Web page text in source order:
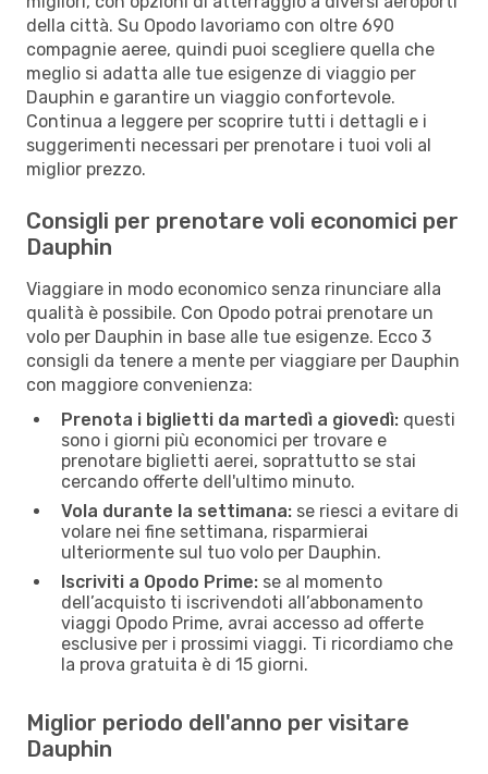
della città. Su Opodo lavoriamo con oltre 690
compagnie aeree, quindi puoi scegliere quella che
meglio si adatta alle tue esigenze di viaggio per
Dauphin e garantire un viaggio confortevole.
Continua a leggere per scoprire tutti i dettagli e i
suggerimenti necessari per prenotare i tuoi voli al
miglior prezzo.
Consigli per prenotare voli economici per
Dauphin
Viaggiare in modo economico senza rinunciare alla
qualità è possibile. Con Opodo potrai prenotare un
volo per Dauphin in base alle tue esigenze. Ecco 3
consigli da tenere a mente per viaggiare per Dauphin
con maggiore convenienza:
Prenota i biglietti da martedì a giovedì: questi
sono i giorni più economici per trovare e
prenotare biglietti aerei, soprattutto se stai
cercando offerte dell'ultimo minuto.
Vola durante la settimana: se riesci a evitare di
volare nei fine settimana, risparmierai
ulteriormente sul tuo volo per Dauphin.
Iscriviti a Opodo Prime: se al momento
dell’acquisto ti iscrivendoti all’abbonamento
viaggi Opodo Prime, avrai accesso ad offerte
esclusive per i prossimi viaggi. Ti ricordiamo che
la prova gratuita è di 15 giorni.
Miglior periodo dell'anno per visitare
Dauphin